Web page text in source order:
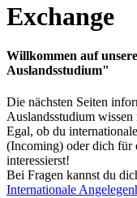
Exchange
Willkommen auf
Auslandsstudium"
Die nächsten Seiten
Auslandsstudium wissen
Egal, ob du
(Incoming) oder dich für
interessierst!
Bei Fragen kannst du
Internationale